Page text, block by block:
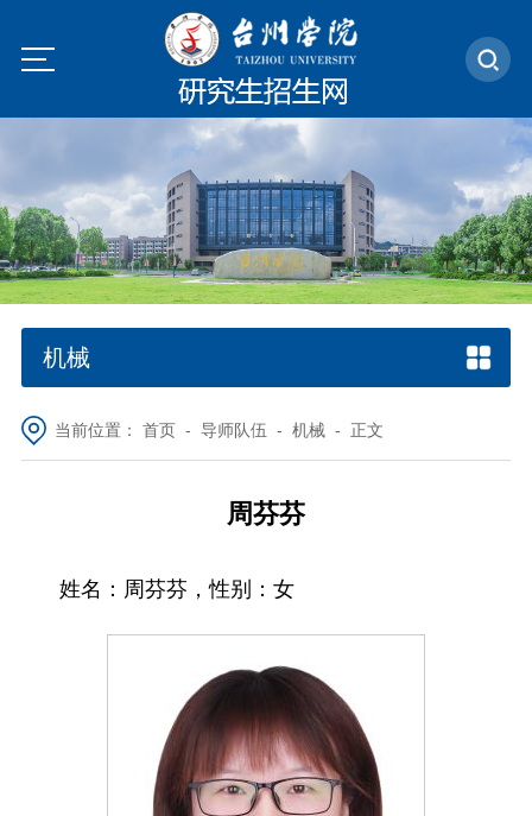
机械
当前位置： 首页- 导师队伍 - 机械- 正文
周芬芬
姓名： 周芬芬 ，性别： 女